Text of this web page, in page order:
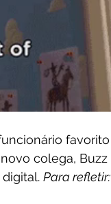
colega, Buzz
Para refletir: